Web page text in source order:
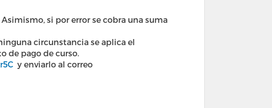
si por error se cobra una suma
circunstancia se aplica el
de pago de curso.
y enviarlo al correo